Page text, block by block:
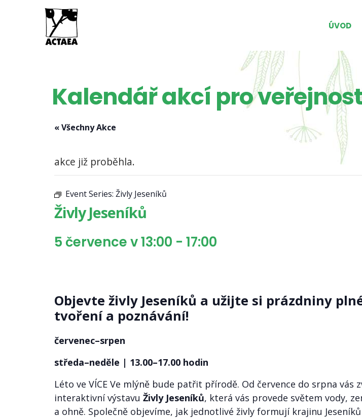
ÚVOD
Kalendář akcí pro veřejnost
« Všechny Akce
akce již proběhla.
Event Series: Živly Jeseníků
Živly Jeseníků
5 července v 13:00 - 17:00
Objevte živly Jeseníků a užijte si prázdniny
tvoření a poznávání!
červenec–srpen
středa–neděle | 13.00–17.00 hodin
Léto ve VÍCE Ve mlýně bude patřit přírodě. Od července do srpna vás
interaktivní výstavu Živly Jeseníků, která vás provede světem vody,
a ohně. Společně objevíme, jak jednotlivé živly formují krajinu